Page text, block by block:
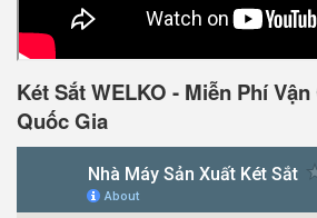
Két Sắt WELKO - Miễn Phí
Quốc Gia